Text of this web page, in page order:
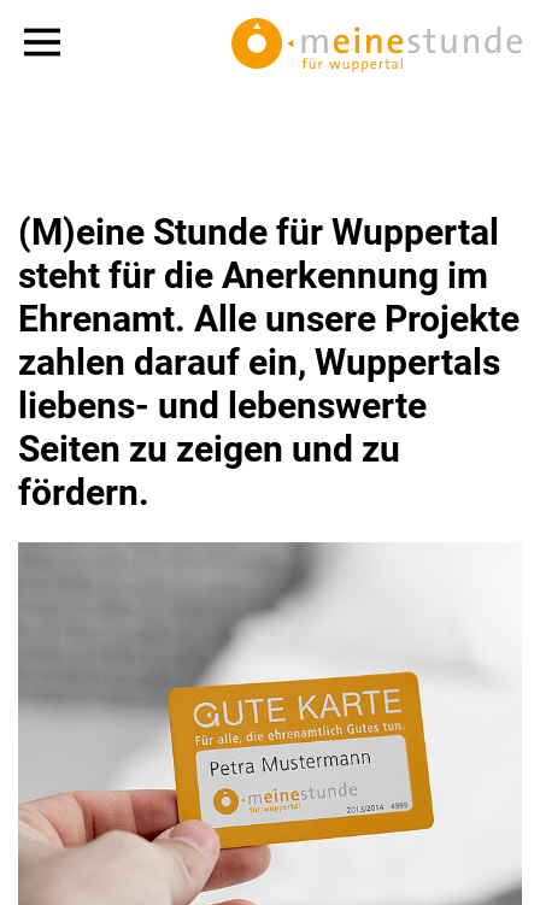
(M)eine Stunde für Wuppertal
steht für die Anerkennung im
Ehrenamt. Alle unsere Projekte
zahlen darauf ein, Wuppertals
liebens- und lebenswerte
Seiten zu zeigen und zu
fördern.